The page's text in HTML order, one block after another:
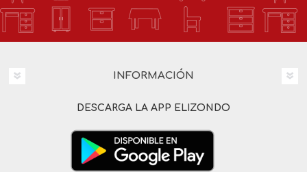
INFORMACIÓN
DESCARGA LA APP ELIZONDO